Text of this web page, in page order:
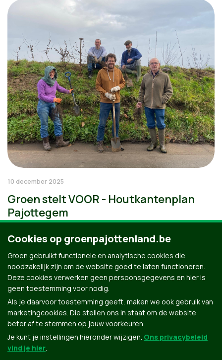
10 december 2025
Groen stelt VOOR - Houtkantenplan
Pajottegem
Cookies op groenpajottenland.be
Groen gebruikt functionele en analytische cookies die
noodzakelijk zijn om de website goed te laten functioneren.
Deze cookies verwerken geen persoonsgegevens en hier is
geen toestemming voor nodig.
Als je daarvoor toestemming geeft, maken we ook gebruik van
marketingcookies. Die stellen ons in staat om de website
beter af te stemmen op jouw voorkeuren.
Je kunt je instellingen hieronder wijzigen. Ons privacybeleid
vind je hier.